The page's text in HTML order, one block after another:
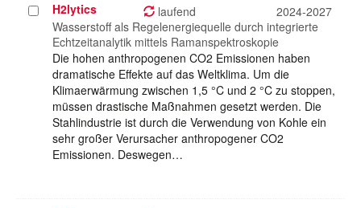
Projekt
auswählen
H2lytics laufend
2024-2027
Wasserstoff als Regelenergiequelle durch integrierte
Echtzeitanalytik mittels Ramanspektroskopie
Die hohen anthropogenen CO2 Emissionen haben
dramatische Effekte auf das Weltklima. Um die
Klimaerwärmung zwischen 1,5 °C und 2 °C zu stoppen,
müssen drastische Maßnahmen gesetzt werden. Die
Stahlindustrie ist durch die Verwendung von Kohle ein
sehr großer Verursacher anthropogener CO2
Emissionen. Deswegen…